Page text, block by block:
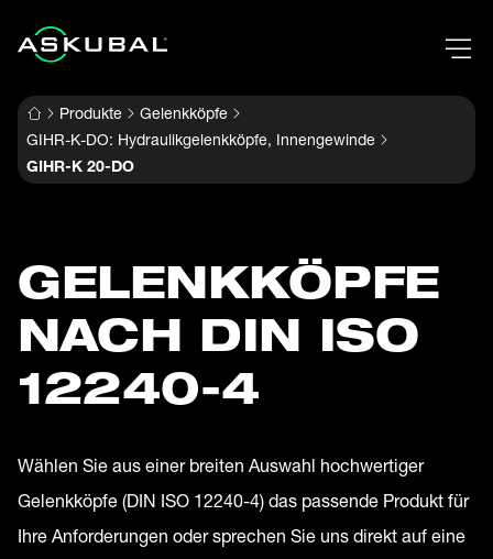
Produkte
Gelenkköpfe
GIHR-K-DO: Hydraulikgelenkköpfe, Innengewinde
GIHR-K 20-DO
GELENK­KÖPFE
NACH DIN ISO
12240-4
Wählen Sie aus einer breiten Auswahl hochwertiger
Gelenkköpfe (DIN ISO 12240-4) das passende Produkt für
Ihre Anforderungen oder sprechen Sie uns direkt auf eine